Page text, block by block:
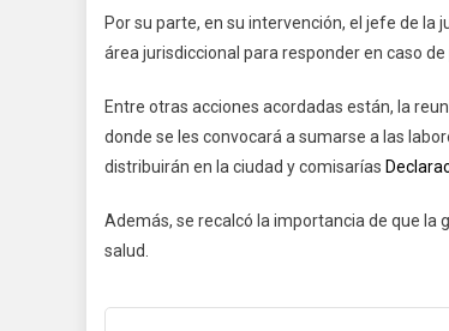
Por su parte, en su intervención, el jefe de la
área jurisdiccional para responder en caso
Entre otras acciones acordadas están, la
donde se les convocará a sumarse a las
distribuirán en la ciudad y comisarías
Además, se recalcó la importancia de que la
salud.